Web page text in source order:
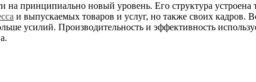
принципиально новый уровень. Его структура устроена
и выпускаемых товаров и услуг, но также своих кадров.
усилий. Производительность и эффективность